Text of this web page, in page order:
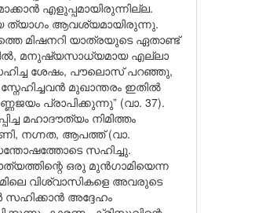
എളുപ്പമായിരുന്നില്ല.
ത്യാഗം ആവശ്യമായിരുന്നു.
മിഷനറി യാത്രയുടെ ഏതാണ്ട്
മനുഷ്യസാധ്യമായ എല്ലാ
ശേഷം, പൗലൊസ് പറഞ്ഞു,
മുഖാന്തരം ഇതിൽ
പ്രാപിക്കുന്നു” (വാ. 37).
മഹാദൗത്യം നിമിത്തം
നഗ്നത, ആപത്ത് (വാ.
സഹിച്ചു.
ഒരു മുൻഗാമിയെന്ന
വിശ്വാസികളെ അവരുടെ
അദ്ദേഹം